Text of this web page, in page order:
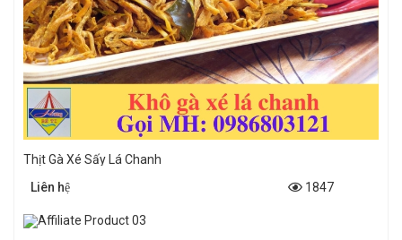
Thịt Gà Xé Sấy Lá Chanh
Liên hệ
1847